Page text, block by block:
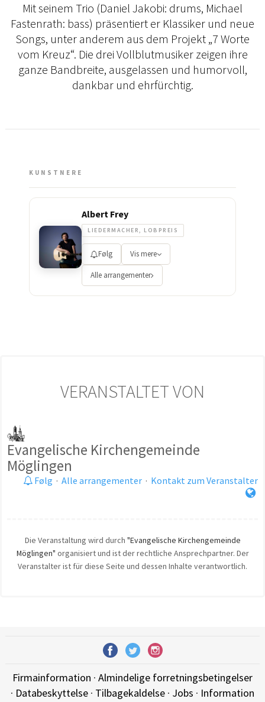
Mit seinem Trio (Daniel Jakobi: drums, Michael
Fastenrath: bass) präsentiert er Klassiker und neue
Songs, unter anderem aus dem Projekt „7 Worte
vom Kreuz“. Die drei Vollblutmusiker zeigen ihre
ganze Bandbreite, ausgelassen und humorvoll,
dankbar und ehrfürchtig.
KUNSTNERE
Albert Frey
LIEDERMACHER, LOBPREIS
Følg Vis mere
Alle arrangementer
VERANSTALTET VON
Evangelische Kirchengemeinde
Möglingen
Følg · Alle arrangementer · Kontakt zum Veranstalter
Die Veranstaltung wird durch "Evangelische Kirchengemeinde
Möglingen" organisiert und ist der rechtliche Ansprechpartner. Der
Veranstalter ist für diese Seite und dessen Inhalte verantwortlich.
Firmainformation · Almindelige forretningsbetingelser
· Databeskyttelse · Tilbagekaldelse · Jobs · Information